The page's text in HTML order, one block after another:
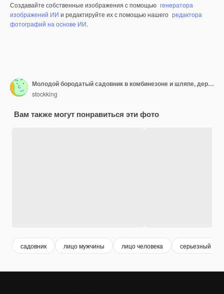
Создавайте собственные изображения с помощью генератора
изображений ИИ и редактируйте их с помощью нашего редактора
фотографий на основе ИИ.
Молодой бородатый садовник в комбинезоне и шляпе, держащий ножницы для живой изгороди, смотрит на ножницы с серьезным лицом
stockking
Вам также могут понравиться эти фото
садовник лицо мужчины лицо человека серьезный